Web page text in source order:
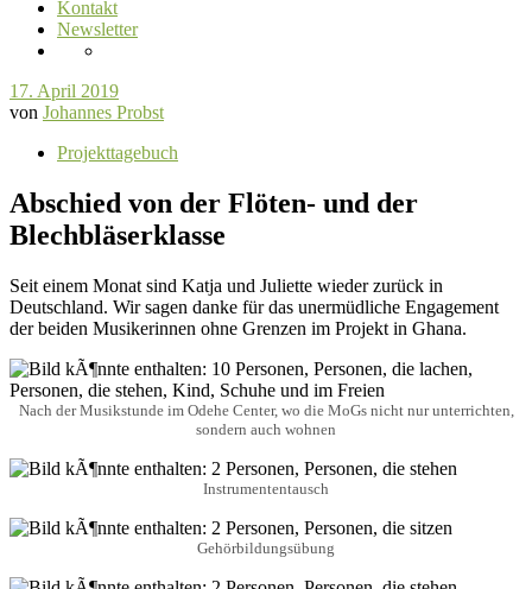
Kontakt
Newsletter
17. April 2019
von Johannes Probst
Projekttagebuch
Abschied von der Flöten- und der
Blechbläserklasse
Seit einem Monat sind Katja und Juliette wieder zurück in
Deutschland. Wir sagen danke für das unermüdliche Engagement
der beiden Musikerinnen ohne Grenzen im Projekt in Ghana.
Nach der Musikstunde im Odehe Center, wo die MoGs nicht nur unterrichten,
sondern auch wohnen
Instrumententausch
Gehörbildungsübung